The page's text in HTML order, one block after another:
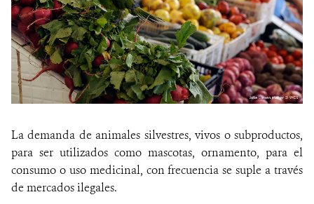
La demanda de animales silvestres, vivos o subproductos,
para ser utilizados como mascotas, ornamento, para el
consumo o uso medicinal, con frecuencia se suple a través
de mercados ilegales.